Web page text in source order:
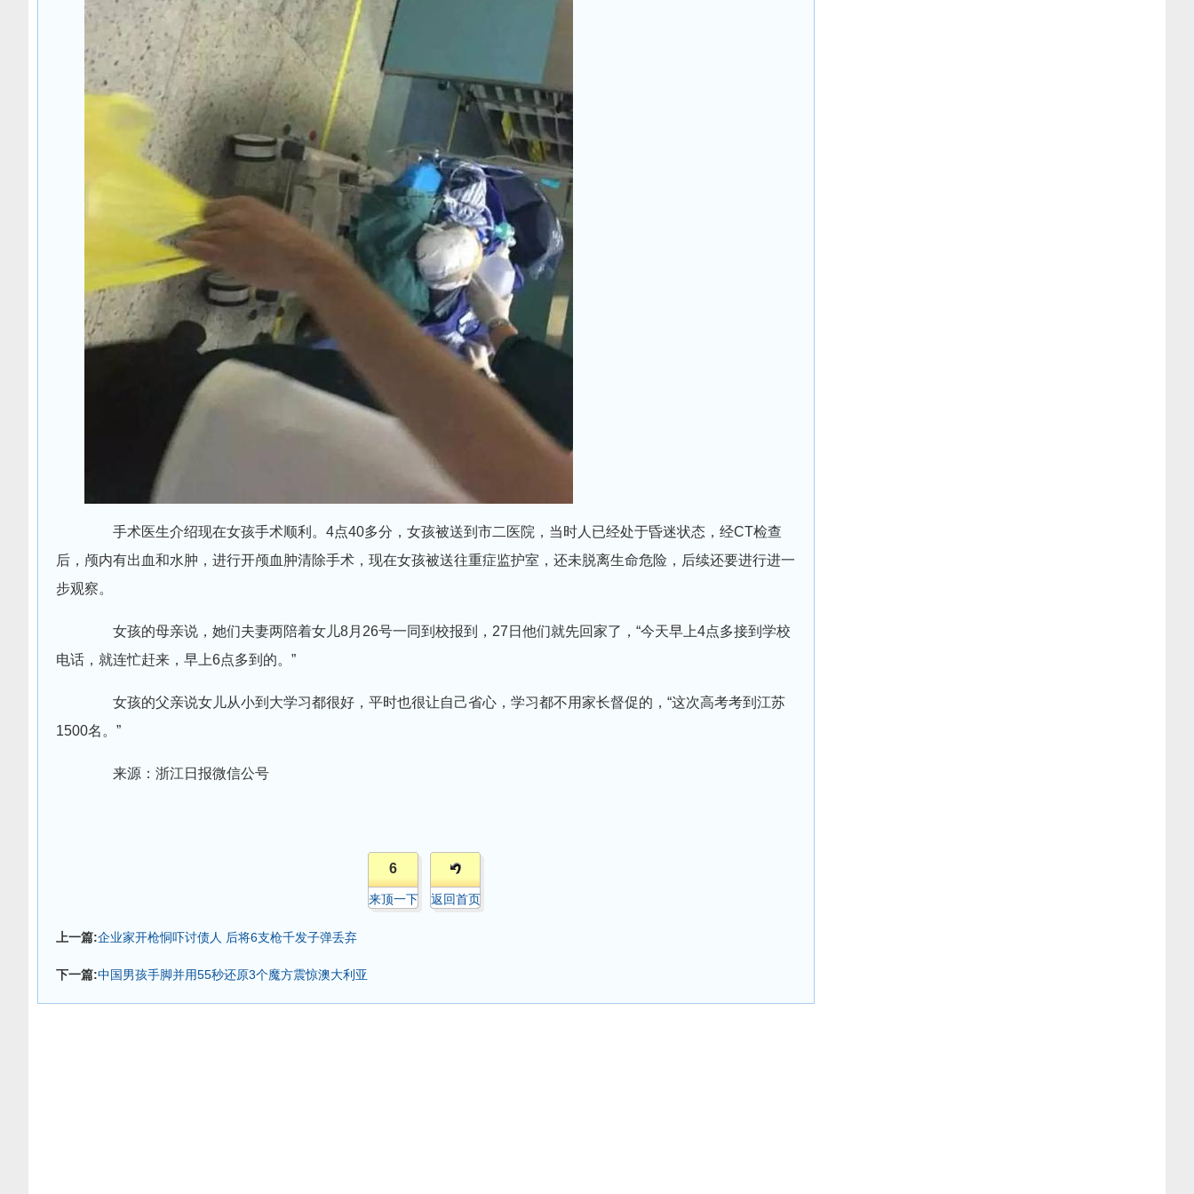
手术医生介绍现在女孩手术顺利。4点40多分，女孩被送到市二医院，当时人已经处于昏迷状态，经CT检查
后，颅内有出血和水肿，进行开颅血肿清除手术，现在女孩被送往重症监护室，还未脱离生命危险，后续还要进行进一
步观察。
女孩的母亲说，她们夫妻两陪着女儿8月26号一同到校报到，27日他们就先回家了，“今天早上4点多接到学校
电话，就连忙赶来，早上6点多到的。”
女孩的父亲说女儿从小到大学习都很好，平时也很让自己省心，学习都不用家长督促的，“这次高考考到江苏
1500名。”
来源：浙江日报微信公号
6
来顶一下 返回首页
上一篇:企业家开枪恫吓讨债人 后将6支枪千发子弹丢弃
下一篇:中国男孩手脚并用55秒还原3个魔方震惊澳大利亚